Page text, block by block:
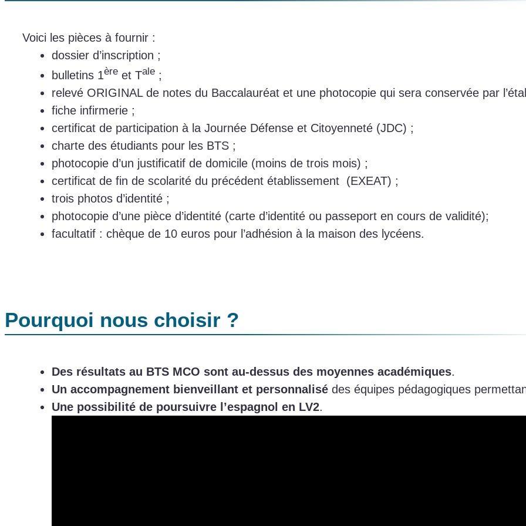
Voici les pièces à fournir :
dossier d’inscription ;
bulletins 1ère et Tale ;
relevé ORIGINAL de notes du Baccalauréat et une photocopie qui sera conservée par
fiche infirmerie ;
certificat de participation à la Journée Défense et Citoyenneté (JDC) ;
charte des étudiants pour les BTS ;
photocopie d’un justificatif de domicile (moins de trois mois) ;
certificat de fin de scolarité du précédent établissement (EXEAT) ;
trois photos d’identité ;
photocopie d’une pièce d’identité (carte d’identité ou passeport en cours de validité);
facultatif : chèque de 10 euros pour l’adhésion à la maison des lycéens.
Pourquoi nous choisir ?
Des résultats au BTS MCO sont au-dessus des moyennes académiques.
Un accompagnement bienveillant et personnalisé des équipes pédagogiques
Une possibilité de poursuivre l’espagnol en LV2.